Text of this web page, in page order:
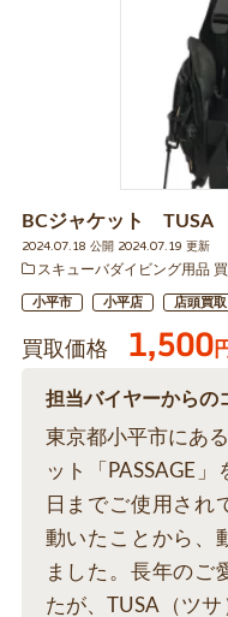
BCジャケット TUSA
2024.07.18 公開 2024.07.19 更新
スキューバダイビング用品
小平市 小平店 店頭買取
買取価格 1,500
担当バイヤーからの
東京都小平市にあ
ット「PASSAGE
日までご使用され
動いたことから、
ました。長年のご
たが、TUSA（ツ